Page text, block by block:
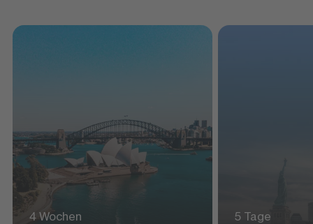
4 Wochen 5 Tage